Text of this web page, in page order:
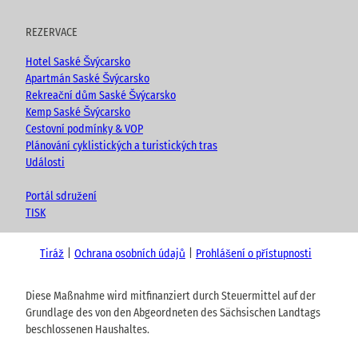
REZERVACE
Hotel Saské Švýcarsko
Apartmán Saské Švýcarsko
Rekreační dům Saské Švýcarsko
Kemp Saské Švýcarsko
Cestovní podmínky & VOP
Plánování cyklistických a turistických tras
Události
Portál sdružení
TISK
Tiráž Ochrana osobních údajů Prohlášení o přístupnosti
Diese Maßnahme wird mitfinanziert durch Steuermittel auf der
Grundlage des von den Abgeordneten des Sächsischen Landtags
beschlossenen Haushaltes.